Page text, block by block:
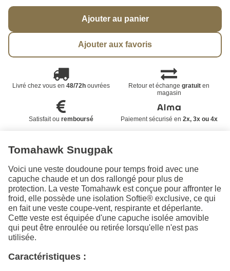
Ajouter au panier
Ajouter aux favoris
Livré chez vous en 48/72houvrées Retour et échangegratuit en
magasin
Satisfait ou remboursé Paiement sécurisé en 2x, 3x ou 4x
Tomahawk Snugpak
Voici une veste doudoune pour temps froid avec une
capuche chaude et un dos rallongé pour plus de
protection. La veste Tomahawk est conçue pour affronter le
froid, elle possède une isolation Softie® exclusive, ce qui
en fait une veste coupe-vent, respirante et déperlante.
Cette veste est équipée d'une capuche isolée amovible
qui peut être enroulée ou retirée lorsqu'elle n'est pas
utilisée.
Caractéristiques :